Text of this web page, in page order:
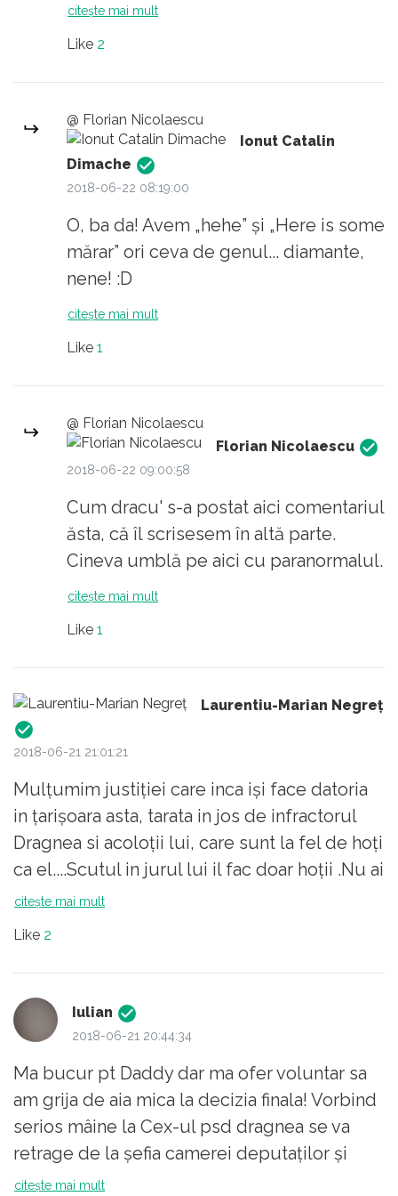
citirea stâlcită a textelor scrise de alții.
comunicator de-al partidului, care a
primit ordin să o transmită și altor
slugi (Ciordache, Carmen Dan, etc)
spre a fi lansată în spațiul public.
citește mai mult
Like 2
@ Florian Nicolaescu
Ionut Catalin
Dimache
2018-06-22 08:19:00
O, ba da! Avem „hehe” și „Here is some
mărar” ori ceva de genul... diamante,
nene! :D
citește mai mult
Like 1
@ Florian Nicolaescu
Florian Nicolaescu
2018-06-22 09:00:58
Cum dracu' s-a postat aici comentariul
ăsta, că îl scrisesem în altă parte.
Cineva umblă pe aici cu paranormalul.
citește mai mult
Like 1
Laurentiu-Marian Negreţ
2018-06-21 21:01:21
Mulțumim justiției care inca iși face datoria
in țarișoara asta, tarata in jos de infractorul
Dragnea si acoloții lui, care sunt la fel de hoți
ca el....Scutul in jurul lui il fac doar hoții .Nu ai
cum sa susți un asemenea om(HOȚ) decat
pe infractor.Îi este frica pe holurile
parlamentului ...a pus cefele alea late, care
nu știu ce cauta prin parlament, sa iasa
sa conduca țara.
citește mai mult
Like 2
Iulian
2018-06-21 20:44:34
Ma bucur pt Daddy dar ma ofer voluntar sa
am grija de aia mica la decizia finala! Vorbind
serios mâine la Cex-ul psd dragnea se va
retrage de la șefia camerei deputaților și
pune un ciumafai de-al lui în loc, rămâne la
citește mai mult